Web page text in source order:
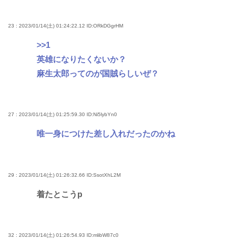
23 : 2023/01/14(土) 01:24:22.12 ID:ORkDGgrHM
>>1
英雄になりたくないか？
麻生太郎ってのが国賊らしいぜ？
27 : 2023/01/14(土) 01:25:59.30 ID:Ni5lybYn0
唯一身につけた差し入れだったのかね
29 : 2023/01/14(土) 01:26:32.66 ID:SsotXhL2M
着たとこうp
32 : 2023/01/14(土) 01:26:54.93 ID:mlibW87c0